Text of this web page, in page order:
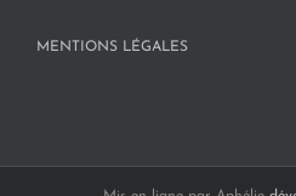
MENTIONS LÉGALES